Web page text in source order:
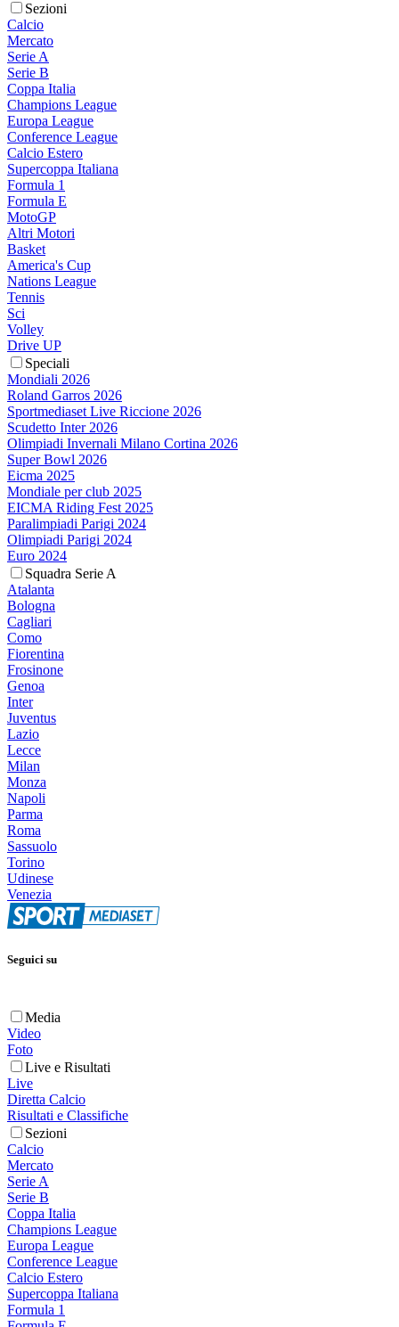
Sezioni
Calcio
Mercato
Serie A
Serie B
Coppa Italia
Champions League
Europa League
Conference League
Calcio Estero
Supercoppa Italiana
Formula 1
Formula E
MotoGP
Altri Motori
Basket
America's Cup
Nations League
Tennis
Sci
Volley
Drive UP
Speciali
Mondiali 2026
Roland Garros 2026
Sportmediaset Live Riccione 2026
Scudetto Inter 2026
Olimpiadi Invernali Milano Cortina 2026
Super Bowl 2026
Eicma 2025
Mondiale per club 2025
EICMA Riding Fest 2025
Paralimpiadi Parigi 2024
Olimpiadi Parigi 2024
Euro 2024
Squadra Serie A
Atalanta
Bologna
Cagliari
Como
Fiorentina
Frosinone
Genoa
Inter
Juventus
Lazio
Lecce
Milan
Monza
Napoli
Parma
Roma
Sassuolo
Torino
Udinese
Venezia
Seguici su
Media
Video
Foto
Live e Risultati
Live
Diretta Calcio
Risultati e Classifiche
Sezioni
Calcio
Mercato
Serie A
Serie B
Coppa Italia
Champions League
Europa League
Conference League
Calcio Estero
Supercoppa Italiana
Formula 1